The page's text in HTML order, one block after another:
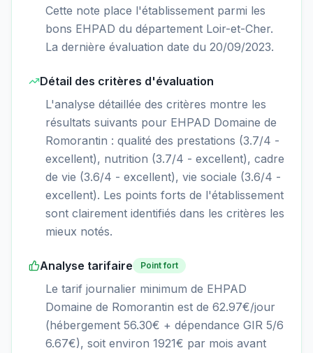
Cette note place l'établissement parmi les
bons EHPAD du département Loir-et-Cher.
La dernière évaluation date du 20/09/2023.
Détail des critères d'évaluation
L'analyse détaillée des critères montre les
résultats suivants pour EHPAD Domaine de
Romorantin : qualité des prestations (3.7/4 -
excellent), nutrition (3.7/4 - excellent), cadre
de vie (3.6/4 - excellent), vie sociale (3.6/4 -
excellent). Les points forts de l'établissement
sont clairement identifiés dans les critères les
mieux notés.
Analyse tarifaire Point fort
Le tarif journalier minimum de EHPAD
Domaine de Romorantin est de 62.97€/jour
(hébergement 56.30€ + dépendance GIR 5/6
6.67€), soit environ 1921€ par mois avant